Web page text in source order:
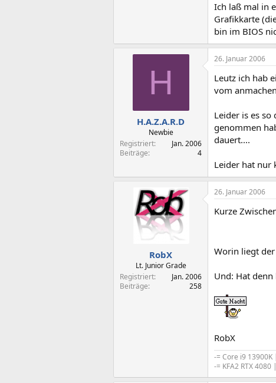
Ich laß mal in
Grafikkarte
bin im BIOS
H
H.A.Z.A.R.D
Newbie
Registriert
Jan. 2006
Beiträge
4
26. Januar 2006
Leutz ich hab
vom
Leider is es so
genommen
dauert....
Leider hat nur
RobX
Lt. Junior Grade
Registriert
Jan. 2006
Beiträge
258
26. Januar 2006
Kurze
Worin liegt der
Und: Hat
RobX
-= Core i9 13900K
-= KFA2 RTX